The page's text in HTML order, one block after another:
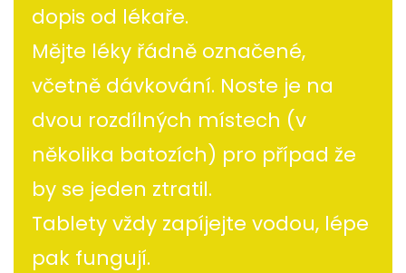
dopis od lékaře.
Mějte léky řádně označené,
včetně dávkování. Noste je na
dvou rozdílných místech (v
několika batozích) pro případ že
by se jeden ztratil.
Tablety vždy zapíjejte vodou, lépe
pak fungují.